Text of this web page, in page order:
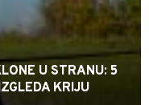
U STRANU: 5
KRIJU